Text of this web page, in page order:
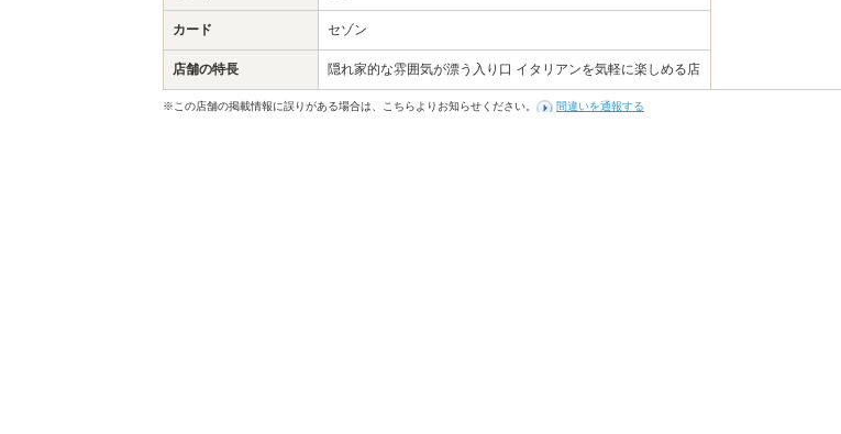
カード セゾン
店舗の特長 隠れ家的な雰囲気が漂う入り口 イタリアンを気軽に楽しめる店
※この店舗の掲載情報に誤りがある場合は、こちらよりお知らせください。 間違いを通報する